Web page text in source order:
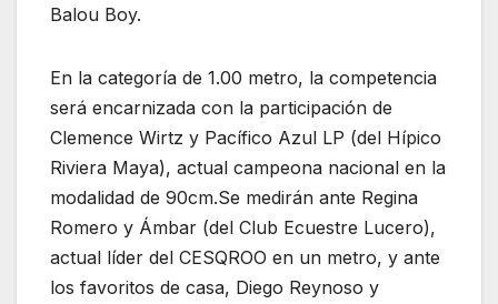
Balou Boy.
En la categoría de 1.00 metro, la competencia
será encarnizada con la participación de
Clemence Wirtz y Pacífico Azul LP (del Hípico
Riviera Maya), actual campeona nacional en la
modalidad de 90cm.Se medirán ante Regina
Romero y Ámbar (del Club Ecuestre Lucero),
actual líder del CESQROO en un metro, y ante
los favoritos de casa, Diego Reynoso y